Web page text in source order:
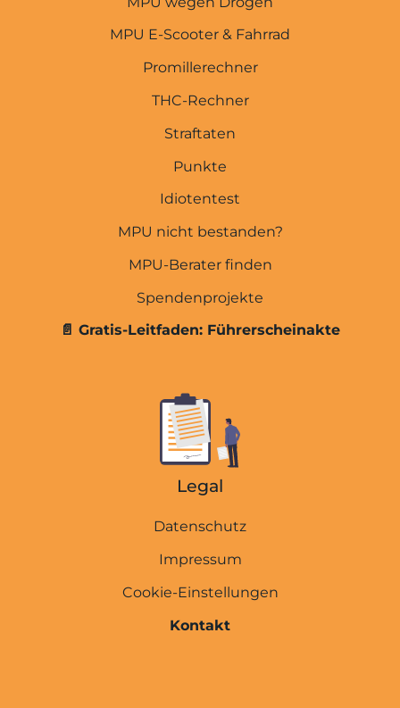
MPU E-Scooter & Fahrrad
Promillerechner
THC-Rechner
Straftaten
Punkte
Idiotentest
MPU nicht bestanden?
MPU-Berater finden
Spendenprojekte
📄 Gratis-Leitfaden: Führerscheinakte
Legal
Datenschutz
Impressum
Cookie-Einstellungen
Kontakt
Startseite
MPU wegen Punkten
MPU wegen Cannabis
MPU wegen Alkohol
Abstinenznachweise